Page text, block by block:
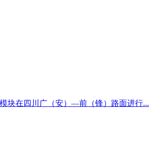
块在四川广（安）—前（锋）路面进行...